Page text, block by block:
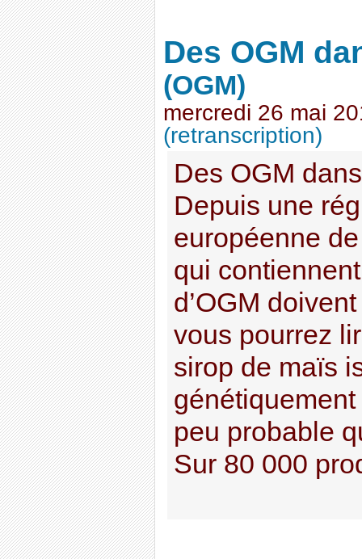
Des OGM
(OGM)
mercredi 26 mai
(retranscription)
Des OGM
Depuis une
européenne
qui
d’OGM
vous pourrez
sirop de maïs
peu probable
Sur 80 000